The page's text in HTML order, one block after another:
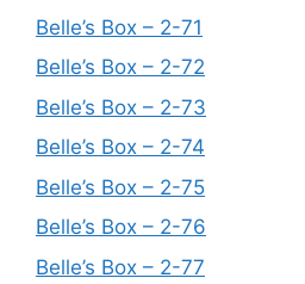
Belle’s Box – 2-71
Belle’s Box – 2-72
Belle’s Box – 2-73
Belle’s Box – 2-74
Belle’s Box – 2-75
Belle’s Box – 2-76
Belle’s Box – 2-77